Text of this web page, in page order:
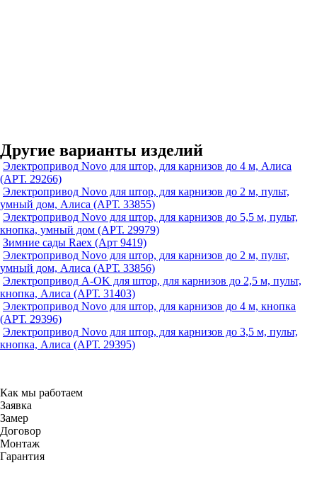
Другие варианты изделий
Электропривод Novo для штор, для карнизов до 4 м, Алиса
(АРТ. 29266)
Электропривод Novo для штор, для карнизов до 2 м, пульт,
умный дом, Алиса (АРТ. 33855)
Электропривод Novo для штор, для карнизов до 5,5 м, пульт,
кнопка, умный дом (АРТ. 29979)
Зимние сады Raex (Арт 9419)
Электропривод Novo для штор, для карнизов до 2 м, пульт,
умный дом, Алиса (АРТ. 33856)
Электропривод A-OK для штор, для карнизов до 2,5 м, пульт,
кнопка, Алиса (АРТ. 31403)
Электропривод Novo для штор, для карнизов до 4 м, кнопка
(АРТ. 29396)
Электропривод Novo для штор, для карнизов до 3,5 м, пульт,
кнопка, Алиса (АРТ. 29395)
Как мы работаем
Заявка
Замер
Договор
Монтаж
Гарантия